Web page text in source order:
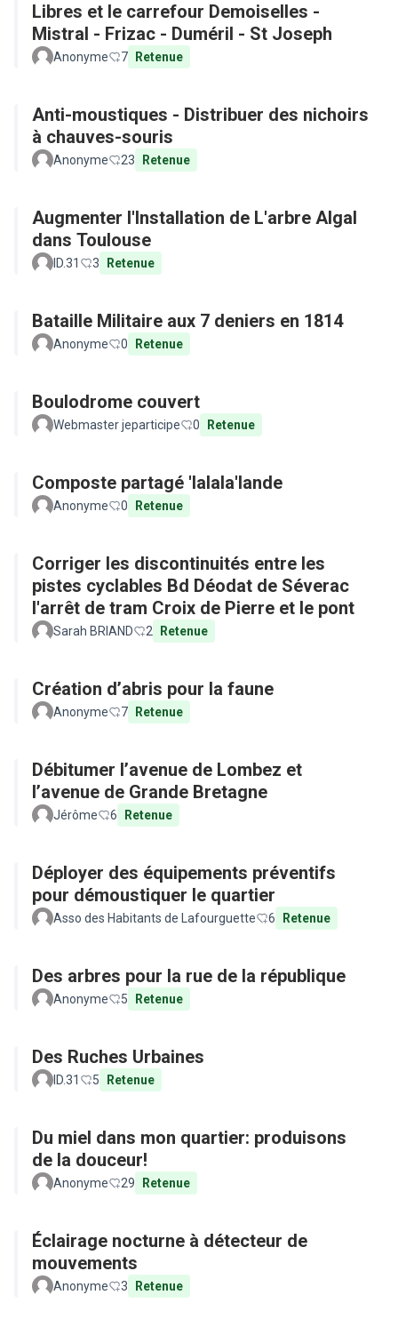
Libres et le carrefour Demoiselles -
Mistral - Frizac - Duméril - St Joseph
Anonyme 7 Retenue
Anti-moustiques - Distribuer des nichoirs
à chauves-souris
Anonyme 23 Retenue
Augmenter l'Installation de L'arbre Algal
dans Toulouse
ID.31 3 Retenue
Bataille Militaire aux 7 deniers en 1814
Anonyme 0 Retenue
Boulodrome couvert
Webmaster jeparticipe 0 Retenue
Composte partagé 'lalala'lande
Anonyme 0 Retenue
Corriger les discontinuités entre les
pistes cyclables Bd Déodat de Séverac
l'arrêt de tram Croix de Pierre et le pont
Sarah BRIAND 2 Retenue
Création d’abris pour la faune
Anonyme 7 Retenue
Débitumer l’avenue de Lombez et
l’avenue de Grande Bretagne
Jérôme 6 Retenue
Déployer des équipements préventifs
pour démoustiquer le quartier
Asso des Habitants de Lafourguette 6 Retenue
Des arbres pour la rue de la république
Anonyme 5 Retenue
Des Ruches Urbaines
ID.31 5 Retenue
Du miel dans mon quartier: produisons
de la douceur!
Anonyme 29 Retenue
Éclairage nocturne à détecteur de
mouvements
Anonyme 3 Retenue